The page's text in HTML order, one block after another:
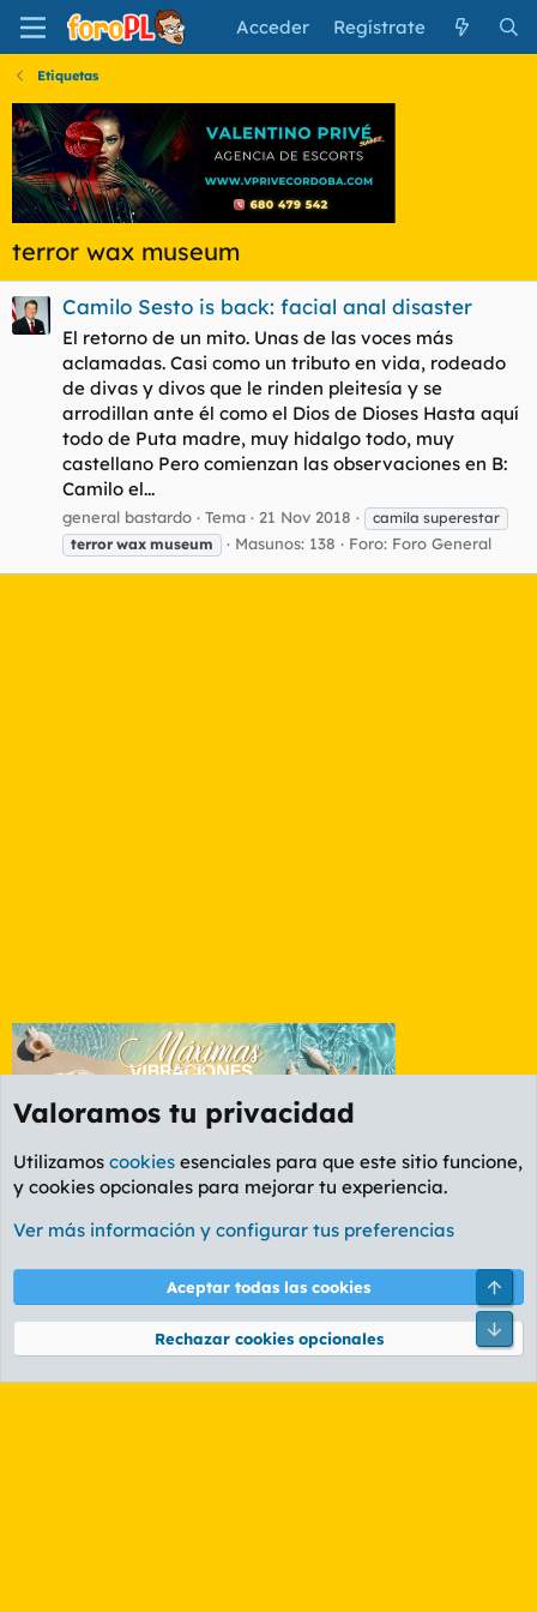
Acceder Regístrate
Etiquetas
terror wax museum
Camilo Sesto is back: facial anal disaster
El retorno de un mito. Unas de las voces más
aclamadas. Casi como un tributo en vida, rodeado
de divas y divos que le rinden pleitesía y se
arrodillan ante él como el Dios de Dioses Hasta aquí
todo de Puta madre, muy hidalgo todo, muy
castellano Pero comienzan las observaciones en B:
Camilo el...
general bastardo Tema 21 Nov 2018
camila superestar
terror wax museum Masunos: 138 Foro: Foro General
Etiquetas
Cookies
PL OLDSTYLE AMARILLO
Términos y reglas Política de privacidad Ayuda
Community platform by XenForo® © 2010-2026 XenForo Ltd.
Valoramos tu privacidad
Utilizamos cookies esenciales para que este sitio funcione,
y cookies opcionales para mejorar tu experiencia.
Ver más información y configurar tus preferencias
Aceptar todas las cookies
Rechazar cookies opcionales
Pie